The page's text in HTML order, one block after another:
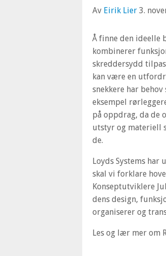
Av Eirik Lier 3.
Å finne den ideelle
kombinerer
skreddersydd
kan være en
snekkere har
eksempel
på oppdrag, da de
utstyr og materiell
de.
Loyds Systems har
skal vi forklare
Konseptutviklere
dens design,
organiserer og
Les og lær mer om